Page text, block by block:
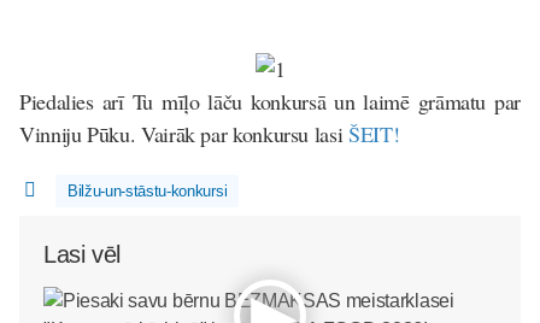
Piedalies arī Tu mīļo lāču konkursā un laimē grāmatu par
Vinniju Pūku. Vairāk par konkursu lasiŠEIT!
Bilžu-un-stāstu-konkursi
Lasi vēl